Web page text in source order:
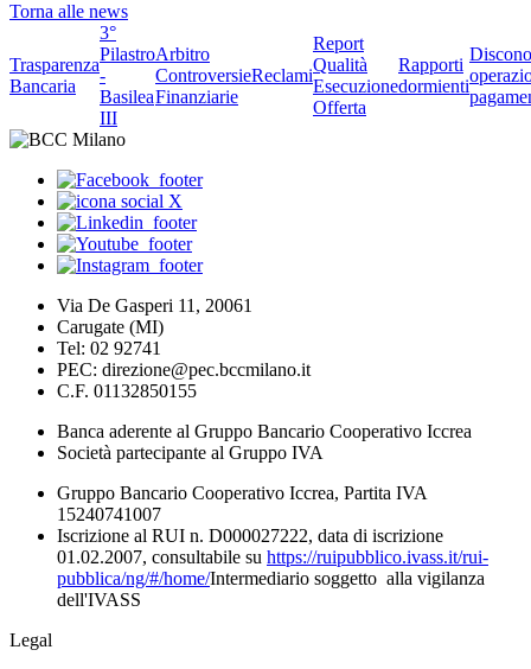
Torna alle news
Trasparenza
Bancaria
3°
Pilastro
-
Basilea
III
Arbitro
Controversie
Finanziarie
Reclami
Report
Qualità
Esecuzione
Offerta
Rapporti
dormienti
Via De Gasperi 11, 20061
Carugate (MI)
Tel: 02 92741
PEC: direzione@pec.bccmilano.it
C.F. 01132850155
Banca aderente al Gruppo Bancario Cooperativo Iccrea
Società partecipante al Gruppo IVA
Gruppo Bancario Cooperativo Iccrea, Partita IVA
15240741007
Iscrizione al RUI n. D000027222, data di iscrizione
01.02.2007, consultabile su https://ruipubblico.ivass.it/rui-
pubblica/ng/#/home/Intermediario soggetto alla vigilanza
dell'IVASS
Legal